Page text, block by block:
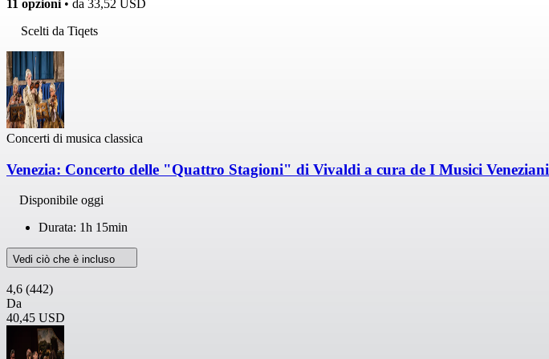
11 opzioni • da 33,52 USD
Scelti da Tiqets
Concerti di musica classica
Venezia: Concerto delle "Quattro Stagioni" di Vivaldi a cura de I Musici Veneziani
Disponibile oggi
Durata: 1h 15min
Vedi ciò che è incluso
4,6 (442)
Da
40,45 USD